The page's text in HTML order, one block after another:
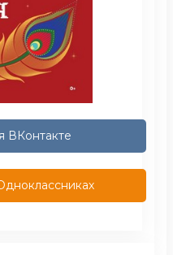
ВКонтакте